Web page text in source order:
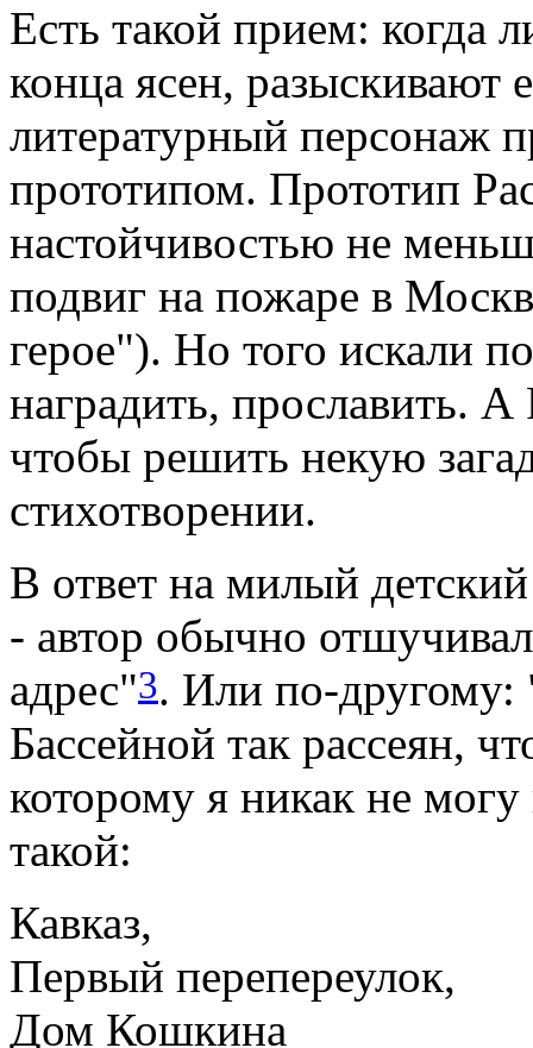
Есть такой прием: когда
конца ясен, разыскивают
литературный персонаж
прототипом. Прототип
настойчивостью не
подвиг на пожаре в
герое"). Но того искали
наградить, прославить. А
чтобы решить некую
стихотворении.
В ответ на милый
- автор обычно
адрес"3. Или по-другому:
Бассейной так рассеян,
которому я никак не
такой:
Кавказ,
Первый перепереулок,
Дом Кошкина